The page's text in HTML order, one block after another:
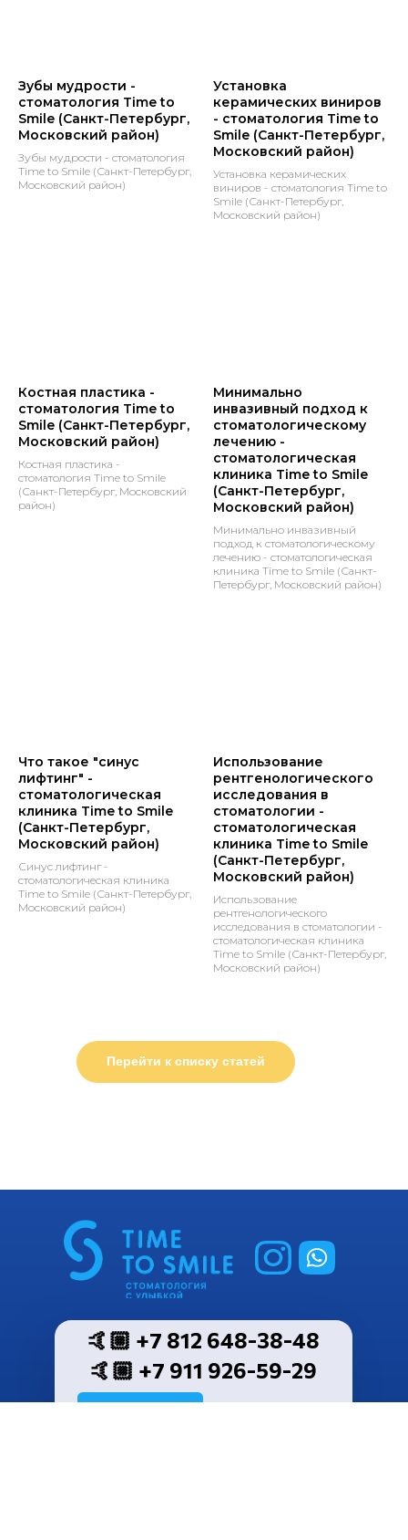
Зубы мудрости -
стоматология Time to
Smile (Санкт-Петербург,
Московский район)
Зубы мудрости - стоматология
Time to Smile (Санкт-Петербург,
Московский район)
Установка
керамических виниров
- стоматология Time to
Smile (Санкт-Петербург,
Московский район)
Установка керамических
виниров - стоматология Time to
Smile (Санкт-Петербург,
Московский район)
Костная пластика -
стоматология Time to
Smile (Санкт-Петербург,
Московский район)
Костная пластика -
стоматология Time to Smile
(Санкт-Петербург, Московский
район)
Минимально
инвазивный подход к
стоматологическому
лечению -
стоматологическая
клиника Time to Smile
(Санкт-Петербург,
Московский район)
Минимально инвазивный
подход к стоматологическому
лечению - стоматологическая
клиника Time to Smile (Санкт-
Петербург, Московский район)
Что такое "синус
лифтинг" -
стоматологическая
клиника Time to Smile
(Санкт-Петербург,
Московский район)
Синус лифтинг -
стоматологическая клиника
Time to Smile (Санкт-Петербург,
Московский район)
Использование
рентгенологического
исследования в
стоматологии -
стоматологическая
клиника Time to Smile
(Санкт-Петербург,
Московский район)
Использование
рентгенологического
исследования в стоматологии -
стоматологическая клиника
Time to Smile (Санкт-Петербург,
Московский район)
Перейти к списку статей